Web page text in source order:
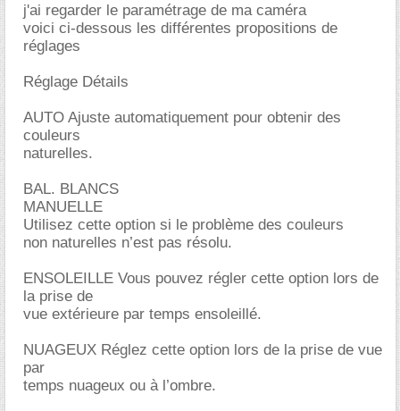
j'ai regarder le paramétrage de ma caméra
voici ci-dessous les différentes propositions de
réglages
Réglage Détails
AUTO Ajuste automatiquement pour obtenir des
couleurs
naturelles.
BAL. BLANCS
MANUELLE
Utilisez cette option si le problème des couleurs
non naturelles n’est pas résolu.
ENSOLEILLE Vous pouvez régler cette option lors de
la prise de
vue extérieure par temps ensoleillé.
NUAGEUX Réglez cette option lors de la prise de vue
par
temps nuageux ou à l’ombre.